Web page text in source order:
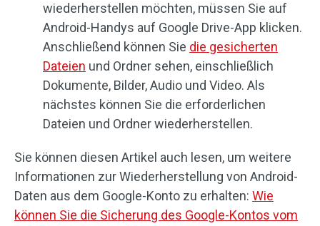
wiederherstellen möchten, müssen Sie auf
Android-Handys auf Google Drive-App klicken.
Anschließend können Sie die gesicherten
Dateien und Ordner sehen, einschließlich
Dokumente, Bilder, Audio und Video. Als
nächstes können Sie die erforderlichen
Dateien und Ordner wiederherstellen.
Sie können diesen Artikel auch lesen, um weitere
Informationen zur Wiederherstellung von Android-
Daten aus dem Google-Konto zu erhalten: Wie
können Sie die Sicherung des Google-Kontos vom